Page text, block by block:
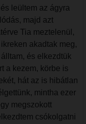
leültem az ágyra
majd azt
Tia meztelenül,
akadtak meg,
és elkezdtük
a kezem, körbe is
hát az is hibátlan
mintha ezer
megszokott
csókolgatni